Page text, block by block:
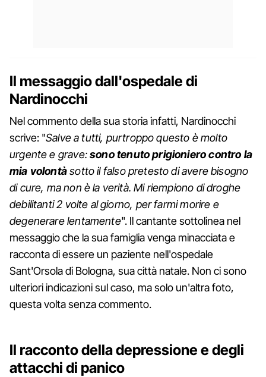
Il messaggio dall'ospedale di
Nardinocchi
Nel commento della sua storia infatti, Nardinocchi
scrive: "Salve a tutti, purtroppo questo è molto
urgente e grave:sono tenuto prigioniero contro la
mia volontàsotto il falso pretesto di avere bisogno
di cure, ma non è la verità. Mi riempiono di droghe
debilitanti 2 volte al giorno, per farmi morire e
degenerare lentamente". Il cantante sottolinea nel
messaggio che la sua famiglia venga minacciata e
racconta di essere un paziente nell'ospedale
Sant'Orsola di Bologna, sua città natale. Non ci sono
ulteriori indicazioni sul caso, ma solo un'altra foto,
questa volta senza commento.
Il racconto della depressione e degli
attacchi di panico